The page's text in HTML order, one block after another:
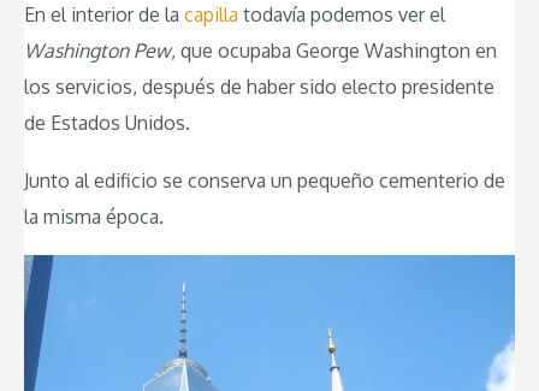
En el interior de la capilla todavía podemos ver el
Washington Pew, que ocupaba George Washington en
los servicios, después de haber sido electo presidente
de Estados Unidos.
Junto al edificio se conserva un pequeño cementerio de
la misma época.